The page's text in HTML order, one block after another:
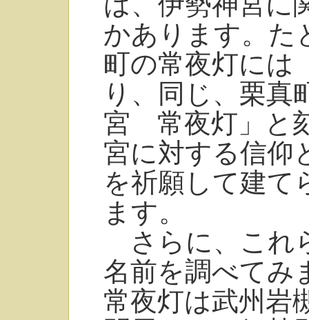
かあります。た
町の常夜灯には
り、同じ、栗真
宮 常夜灯」と
宮に対する信仰
を祈願して建て
ます。
さらに、これ
名前を調べてみ
常夜灯は武州岩